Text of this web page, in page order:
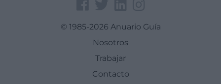
© 1985-2026 Anuario Guía
Nosotros
Trabajar
Contacto